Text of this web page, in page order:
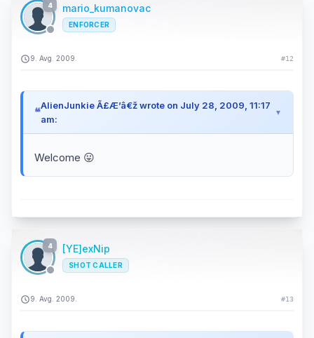
4 mario_kumanovac
ENFORCER
9. Avg. 2009. #12
AlienJunkie Ã£Æ’â€ž wrote on July 28, 2009, 11:17
am:
Welcome 😛
4 [YE]exNip
SHOT CALLER
9. Avg. 2009. #13